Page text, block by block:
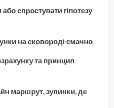
спростувати гіпотезу
на сковороді смачно
та принцип
маршрут, зупинки, де